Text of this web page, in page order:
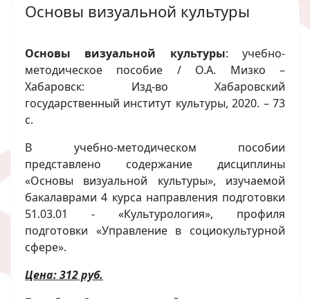
Основы визуальной культуры
Основы визуальной культуры: учебно-
методическое пособие / О.А. Мизко –
Хабаровск: Изд-во Хабаровский
государственный институт культуры, 2020. – 73
с.
В учебно-методическом пособии
представлено содержание дисциплины
«Основы визуальной культуры», изучаемой
бакалаврами 4 курса направления подготовки
51.03.01 - «Культурология», профиля
подготовки «Управление в социокультурной
сфере».
Цена: 312 руб.